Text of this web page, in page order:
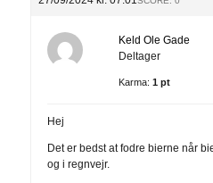
Keld Ole Gade
Deltager
Karma: 1 pt
Hej
Det er bedst at fodre bierne når
og i regnvejr.